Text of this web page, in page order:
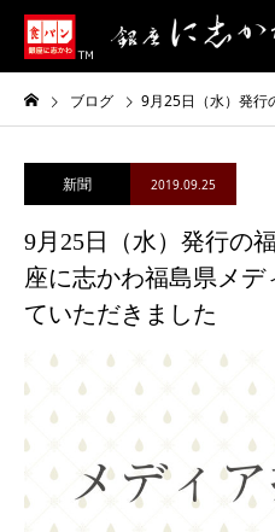
ブログ 9月25日（水）発行の福島民友新聞に
新聞 2019.09.25
9月25日（水）発行の
座に志かわ福島県メデ
ていただきました